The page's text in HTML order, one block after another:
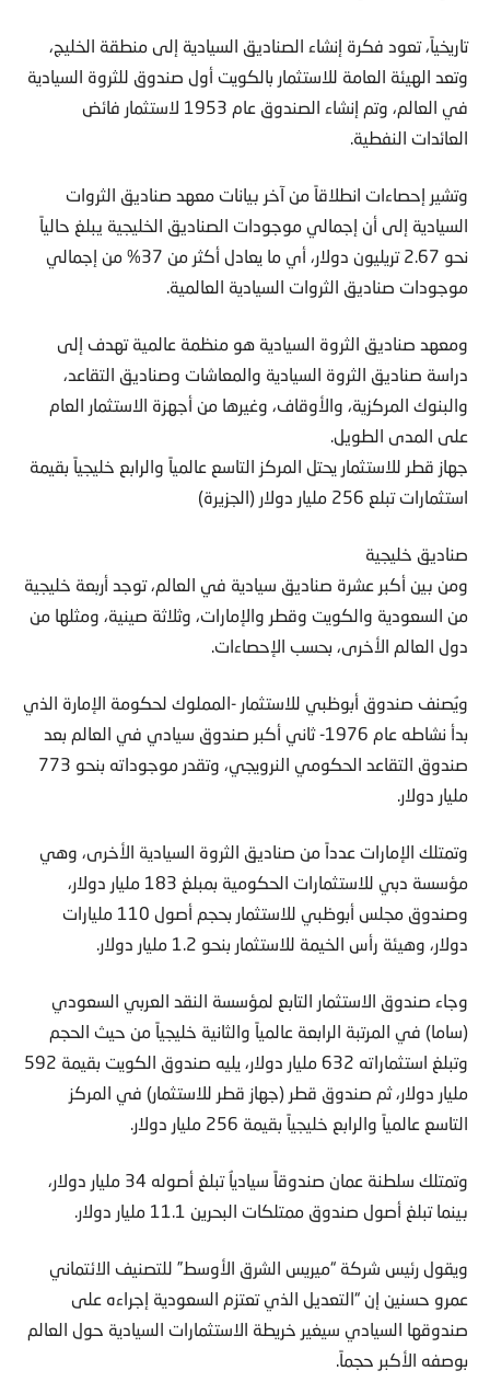
تاريخياً، تعود فكرة إنشاء الصناديق السيادية إلى منطقة الخليج،
وتعد الهيئة العامة للاستثمار بالكويت أول صندوق للثروة السيادية
في العالم، وتم إنشاء الصندوق عام 1953 لاستثمار فائض
العائدات النفطية.
وتشير إحصاءات انطلاقاً من آخر بيانات معهد صناديق الثروات
السيادية إلى أن إجمالي موجودات الصناديق الخليجية يبلغ حالياً
نحو 2.67 تريليون دولار، أي ما يعادل أكثر من 37% من إجمالي
موجودات صناديق الثروات السيادية العالمية.
ومعهد صناديق الثروة السيادية هو منظمة عالمية تهدف إلى
دراسة صناديق الثروة السيادية والمعاشات وصناديق التقاعد،
والبنوك المركزية، والأوقاف، وغيرها من أجهزة الاستثمار العام
على المدى الطويل.
جهاز قطر للاستثمار يحتل المركز التاسع عالمياً والرابع خليجياً بقيمة
استثمارات تبلع 256 مليار دولار (الجزيرة)
صناديق خليجية
ومن بين أكبر عشرة صناديق سيادية في العالم، توجد أربعة خليجية
من السعودية والكويت وقطر والإمارات، وثلاثة صينية، ومثلها من
دول العالم الأخرى، بحسب الإحصاءات.
ويُصنف صندوق أبوظبي للاستثمار -المملوك لحكومة الإمارة الذي
بدأ نشاطه عام 1976- ثاني أكبر صندوق سيادي في العالم بعد
صندوق التقاعد الحكومي النرويجي، وتقدر موجوداته بنحو 773
مليار دولار.
وتمتلك الإمارات عدداً من صناديق الثروة السيادية الأخرى، وهي
مؤسسة دبي للاستثمارات الحكومية بمبلغ 183 مليار دولار،
وصندوق مجلس أبوظبي للاستثمار بحجم أصول 110 مليارات
دولار، وهيئة رأس الخيمة للاستثمار بنحو 1.2 مليار دولار.
وجاء صندوق الاستثمار التابع لمؤسسة النقد العربي السعودي
(ساما) في المرتبة الرابعة عالمياً والثانية خليجياً من حيث الحجم
وتبلغ استثماراته 632 مليار دولار، يليه صندوق الكويت بقيمة 592
مليار دولار، ثم صندوق قطر (جهاز قطر للاستثمار) في المركز
التاسع عالمياً والرابع خليجياً بقيمة 256 مليار دولار.
وتمتلك سلطنة عمان صندوقاً سيادياُ تبلغ أصوله 34 مليار دولار،
بينما تبلغ أصول صندوق ممتلكات البحرين 11.1 مليار دولار.
ويقول رئيس شركة “ميريس الشرق الأوسط” للتصنيف الائتماني
عمرو حسنين إن “التعديل الذي تعتزم السعودية إجراءه على
صندوقها السيادي سيغير خريطة الاستثمارات السيادية حول العالم
بوصفه الأكبر حجماً.